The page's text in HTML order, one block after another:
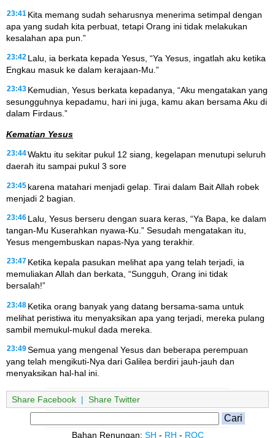
23:41 Kita memang sudah seharusnya menerima setimpal dengan
apa yang sudah kita perbuat, tetapi Orang ini tidak melakukan
kesalahan apa pun.”
23:42 Lalu, ia berkata kepada Yesus, “Ya Yesus, ingatlah aku ketika
Engkau masuk ke dalam kerajaan-Mu.”
23:43 Kemudian, Yesus berkata kepadanya, “Aku mengatakan yang
sesungguhnya kepadamu, hari ini juga, kamu akan bersama Aku di
dalam Firdaus.”
Kematian Yesus
23:44Waktu itu sekitar pukul 12 siang, kegelapan menutupi seluruh
daerah itu sampai pukul 3 sore
23:45 karena matahari menjadi gelap. Tirai dalam Bait Allah robek
menjadi 2 bagian.
23:46 Lalu, Yesus berseru dengan suara keras, “Ya Bapa, ke dalam
tangan-Mu Kuserahkan nyawa-Ku.” Sesudah mengatakan itu,
Yesus mengembuskan napas-Nya yang terakhir.
23:47 Ketika kepala pasukan melihat apa yang telah terjadi, ia
memuliakan Allah dan berkata, “Sungguh, Orang ini tidak
bersalah!”
23:48 Ketika orang banyak yang datang bersama-sama untuk
melihat peristiwa itu menyaksikan apa yang terjadi, mereka pulang
sambil memukul-mukul dada mereka.
23:49Semua yang mengenal Yesus dan beberapa perempuan
yang telah mengikuti-Nya dari Galilea berdiri jauh-jauh dan
menyaksikan hal-hal ini.
Share Facebook | Share Twitter
Bahan Renungan: SH - RH - ROC